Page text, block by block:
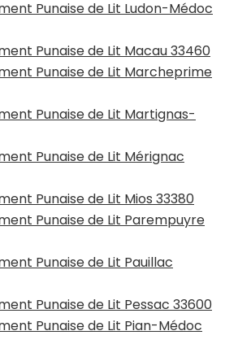
Punaise de Lit Ludon-Médoc
Punaise de Lit Macau 33460
Punaise de Lit Marcheprime
Punaise de Lit Martignas-
Punaise de Lit Mérignac
Punaise de Lit Mios 33380
Punaise de Lit Parempuyre
Punaise de Lit Pauillac
Punaise de Lit Pessac 33600
Punaise de Lit Pian-Médoc